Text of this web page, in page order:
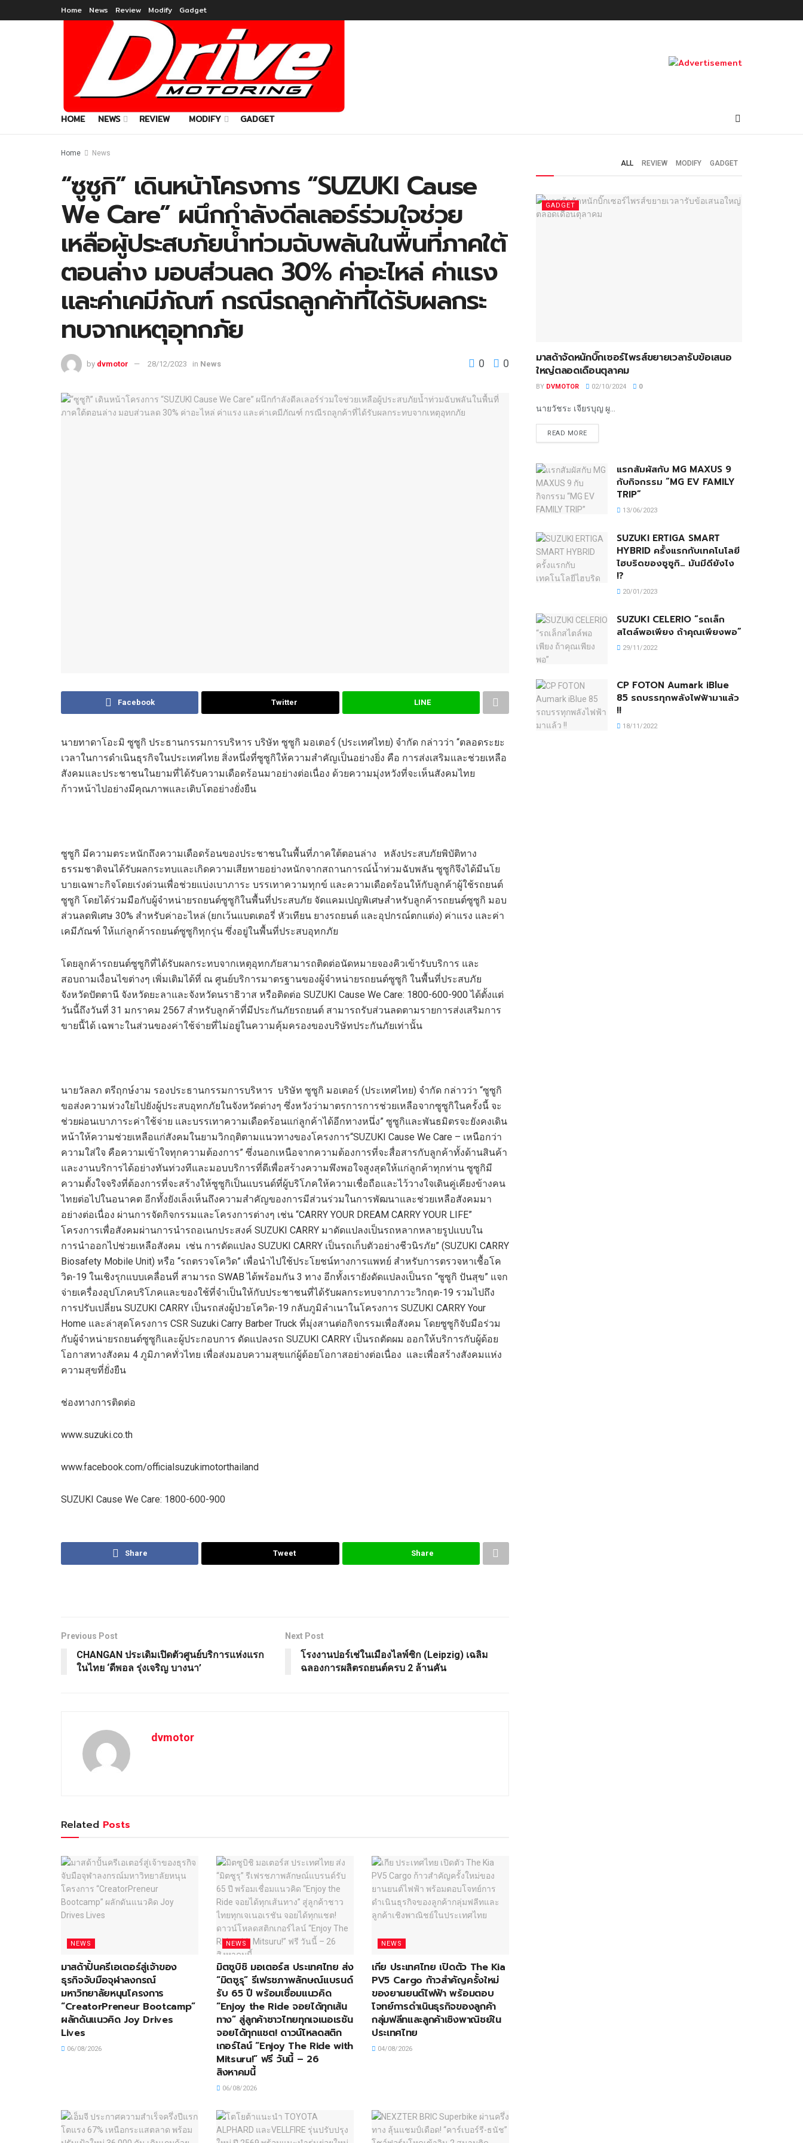
Home News Review Modify Gadget
HOME NEWS REVIEW MODIFY GADGET
Home News
“ซูซูกิ” เดินหน้าโครงการ “SUZUKI Cause
We Care” ผนึกกำลังดีลเลอร์ร่วมใจช่วย
เหลือผู้ประสบภัยน้ำท่วมฉับพลันในพื้นที่ภาคใต้
ตอนล่าง มอบส่วนลด 30% ค่าอะไหล่ ค่าแรง
และค่าเคมีภัณฑ์ กรณีรถลูกค้าที่ได้รับผลกระ
ทบจากเหตุอุทกภัย
by dvmotor 28/12/2023 in News 0 0
Facebook Twitter LINE
นายทาดาโอะมิ ซูซูกิ ประธานกรรมการบริหาร บริษัท ซูซูกิ มอเตอร์ (ประเทศไทย) จำกัด กล่าวว่า “ตลอดระยะ
เวลาในการดำเนินธุรกิจในประเทศไทย สิ่งหนึ่งที่ซูซูกิให้ความสำคัญเป็นอย่างยิ่ง คือ การส่งเสริมและช่วยเหลือ
สังคมและประชาชนในยามที่ได้รับความเดือดร้อนมาอย่างต่อเนื่อง ด้วยความมุ่งหวังที่จะเห็นสังคมไทย
ก้าวหน้าไปอย่างมีคุณภาพและเติบโตอย่างยั่งยืน
ซูซูกิ มีความตระหนักถึงความเดือดร้อนของประชาชนในพื้นที่ภาคใต้ตอนล่าง หลังประสบภัยพิบัติทาง
ธรรมชาติจนได้รับผลกระทบและเกิดความเสียหายอย่างหนักจากสถานการณ์น้ำท่วมฉับพลัน ซูซูกิจึงได้มีนโย
บายเฉพาะกิจโดยเร่งด่วนเพื่อช่วยแบ่งเบาภาระ บรรเทาความทุกข์ และความเดือดร้อนให้กับลูกค้าผู้ใช้รถยนต์
ซูซูกิ โดยได้ร่วมมือกับผู้จำหน่ายรถยนต์ซูซูกิในพื้นที่ประสบภัย จัดแคมเปญพิเศษสำหรับลูกค้ารถยนต์ซูซูกิ มอบ
ส่วนลดพิเศษ 30% สำหรับค่าอะไหล่ (ยกเว้นแบตเตอรี่ หัวเทียน ยางรถยนต์ และอุปกรณ์ตกแต่ง) ค่าแรง และค่า
เคมีภัณฑ์ ให้แก่ลูกค้ารถยนต์ซูซูกิทุกรุ่น ซึ่งอยู่ในพื้นที่ประสบอุทกภัย
โดยลูกค้ารถยนต์ซูซูกิที่ได้รับผลกระทบจากเหตุอุทกภัยสามารถติดต่อนัดหมายจองคิวเข้ารับบริการ และ
สอบถามเงื่อนไขต่างๆ เพิ่มเติมได้ที่ ณ ศูนย์บริการมาตรฐานของผู้จำหน่ายรถยนต์ซูซูกิ ในพื้นที่ประสบภัย
จังหวัดปัตตานี จังหวัดยะลาและจังหวัดนราธิวาส หรือติดต่อ SUZUKI Cause We Care: 1800-600-900 ได้ตั้งแต่
วันนี้ถึงวันที่ 31 มกราคม 2567 สำหรับลูกค้าที่มีประกันภัยรถยนต์ สามารถรับส่วนลดตามรายการส่งเสริมการ
ขายนี้ได้ เฉพาะในส่วนของค่าใช้จ่ายที่ไม่อยู่ในความคุ้มครองของบริษัทประกันภัยเท่านั้น
นายวัลลภ ตรีฤกษ์งาม รองประธานกรรมการบริหาร บริษัท ซูซูกิ มอเตอร์ (ประเทศไทย) จำกัด กล่าวว่า “ซูซูกิ
ขอส่งความห่วงใยไปยังผู้ประสบอุทกภัยในจังหวัดต่างๆ ซึ่งหวังว่ามาตรการการช่วยเหลือจากซูซูกิในครั้งนี้ จะ
ช่วยผ่อนเบาภาระค่าใช้จ่าย และบรรเทาความเดือดร้อนแก่ลูกค้าได้อีกทางหนึ่ง” ซูซูกิและพันธมิตรจะยังคงเดิน
หน้าให้ความช่วยเหลือแก่สังคมในยามวิกฤติตามแนวทางของโครงการ“SUZUKI Cause We Care – เหนือกว่า
ความใส่ใจ คือความเข้าใจทุกความต้องการ” ซึ่งนอกเหนือจากความต้องการที่จะสื่อสารกับลูกค้าทั้งด้านสินค้า
และงานบริการได้อย่างทันท่วงทีและมอบบริการที่ดีเพื่อสร้างความพึงพอใจสูงสุดให้แก่ลูกค้าทุกท่าน ซูซูกิมี
ความตั้งใจจริงที่ต้องการที่จะสร้างให้ซูซูกิเป็นแบรนด์ที่ผู้บริโภคให้ความเชื่อถือและไว้วางใจเดินคู่เคียงข้างคน
ไทยต่อไปในอนาคต อีกทั้งยังเล็งเห็นถึงความสำคัญของการมีส่วนร่วมในการพัฒนาและช่วยเหลือสังคมมา
อย่างต่อเนื่อง ผ่านการจัดกิจกรรมและโครงการต่างๆ เช่น “CARRY YOUR DREAM CARRY YOUR LIFE”
โครงการเพื่อสังคมผ่านการนำรถอเนกประสงค์ SUZUKI CARRY มาดัดแปลงเป็นรถหลากหลายรูปแบบใน
การนำออกไปช่วยเหลือสังคม เช่น การดัดแปลง SUZUKI CARRY เป็นรถเก็บตัวอย่างชีวนิรภัย” (SUZUKI CARRY
Biosafety Mobile Unit) หรือ “รถตรวจโควิด” เพื่อนำไปใช้ประโยชน์ทางการแพทย์ สำหรับการตรวจหาเชื้อโค
วิด-19 ในเชิงรุกแบบเคลื่อนที่ สามารถ SWABได้พร้อมกัน 3 ทาง อีกทั้งเรายังดัดแปลงเป็นรถ “ซูซูกิ ปันสุข” แจก
จ่ายเครื่องอุปโภคบริโภคและของใช้ที่จำเป็นให้กับประชาชนที่ได้รับผลกระทบจากภาวะวิกฤต-19 รวมไปถึง
การปรับเปลี่ยน SUZUKI CARRY เป็นรถส่งผู้ป่วยโควิด-19 กลับภูมิลำเนาในโครงการ SUZUKI CARRY Your
Home และล่าสุดโครงการ CSR Suzuki Carry Barber Truck ที่มุ่งสานต่อกิจกรรมเพื่อสังคม โดยซูซูกิจับมือร่วม
กับผู้จำหน่ายรถยนต์ซูซูกิและผู้ประกอบการ ดัดแปลงรถ SUZUKI CARRY เป็นรถตัดผม ออกให้บริการกับผู้ด้อย
โอกาสทางสังคม 4 ภูมิภาคทั่วไทย เพื่อส่งมอบความสุขแก่ผู้ด้อยโอกาสอย่างต่อเนื่อง และเพื่อสร้างสังคมแห่ง
ความสุขที่ยั่งยืน
ช่องทางการติดต่อ
www.suzuki.co.th
www.facebook.com/officialsuzukimotorthailand
SUZUKI Cause We Care: 1800-600-900
Share Tweet Share
Previous Post
CHANGAN ประเดิมเปิดตัวศูนย์บริการแห่งแรก
ในไทย ‘ดีพอล รุ่งเจริญ บางนา’
Next Post
โรงงานปอร์เช่ในเมืองไลพ์ซิก (Leipzig) เฉลิม
ฉลองการผลิตรถยนต์ครบ 2 ล้านคัน
dvmotor
Related Posts
NEWS
มาสด้าปั้นครีเอเตอร์สู่เจ้าของ
ธุรกิจจับมือจุฬาลงกรณ์
มหาวิทยาลัยหนุนโครงการ
“CreatorPreneur Bootcamp”
ผลักดันแนวคิด Joy Drives
Lives
06/08/2026
NEWS
มิตซูบิชิ มอเตอร์ส ประเทศไทย ส่ง
“มิตซูรุ” รีเฟรชภาพลักษณ์แบรนด์
รับ 65 ปี พร้อมเชื่อมแนวคิด
“Enjoy the Ride จอยได้ทุกเส้น
ทาง” สู่ลูกค้าชาวไทยทุกเจเนอเรชัน
จอยได้ทุกแชต! ดาวน์โหลดสติก
เกอร์ไลน์ “Enjoy The Ride with
Mitsuru!” ฟรี วันนี้ – 26
สิงหาคมนี้
06/08/2026
NEWS
เกีย ประเทศไทย เปิดตัว The Kia
PV5 Cargo ก้าวสำคัญครั้งใหม่
ของยานยนต์ไฟฟ้า พร้อมตอบ
โจทย์การดำเนินธุรกิจของลูกค้า
กลุ่มฟลีทและลูกค้าเชิงพาณิชย์ใน
ประเทศไทย
04/08/2026
ALL REVIEW MODIFY GADGET
GADGET
มาสด้าจัดหนักบิ๊กเซอร์ไพรส์ขยายเวลารับข้อเสนอ
ใหญ่ตลอดเดือนตุลาคม
BY DVMOTOR 02/10/2024 0
นายวัชระ เจียรบุญ ผู...
READ MORE
แรกสัมผัสกับ MG MAXUS 9
กับกิจกรรม “MG EV FAMILY
TRIP”
13/06/2023
SUZUKI ERTIGA SMART
HYBRID ครั้งแรกกับเทคโนโลยี
ไฮบริดของซูซูกิ… มันมีดียังไง
!?
20/01/2023
SUZUKI CELERIO “รถเล็ก
สไตล์พอเพียง ถ้าคุณเพียงพอ”
29/11/2022
CP FOTON Aumark iBlue
85 รถบรรทุกพลังไฟฟ้ามาแล้ว
!!
18/11/2022